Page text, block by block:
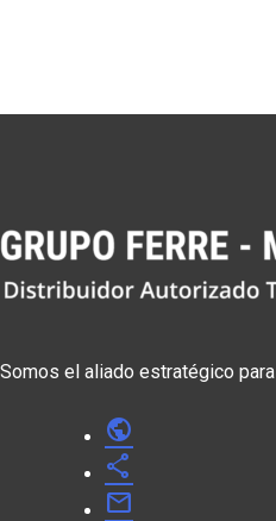
Somos el aliado estratégico
public
share
mail